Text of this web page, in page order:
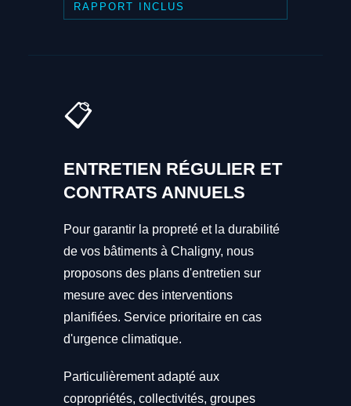
RAPPORT INCLUS
📋
ENTRETIEN RÉGULIER ET
CONTRATS ANNUELS
Pour garantir la propreté et la durabilité
de vos bâtiments à Chaligny, nous
proposons des plans d'entretien sur
mesure avec des interventions
planifiées. Service prioritaire en cas
d'urgence climatique.
Particulièrement adapté aux
copropriétés, collectivités, groupes